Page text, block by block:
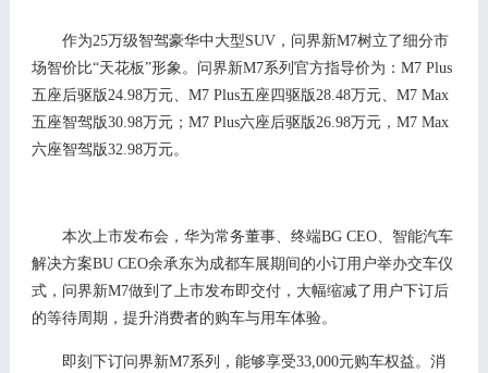
作为25万级智驾豪华中大型SUV，问界新M7树立了细分市
场智价比“天花板”形象 。 问界新M7系列 官方指导价为： M7 Plus
五座后驱版24.98万元、 M7 Plus五座四驱版28.48万元、 M7 Max
五座智驾版30.98万元； M7 Plus六座后驱版26.98万元， M7 Max
六座智驾版32.98万元。
本次上市发布会，华为常务董事、终端BG CEO、智能汽车
解决方案BU CEO余承东为成都车展期间的小订用户举办交车仪
式，问界新M7做到了上市发布即交付，大幅缩减了用户下订后
的等待周期，提升消费者的购车与用车体验。
即刻下订问界新M7系列，能够享受33,000元购车权益 。 消